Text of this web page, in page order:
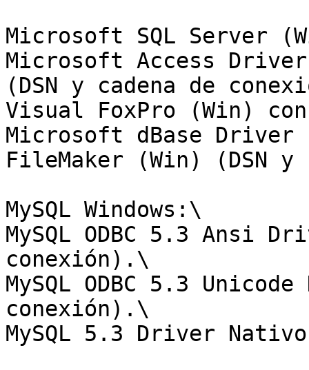
Microsoft SQL Server
Microsoft Access
(DSN y cadena de
Visual FoxPro (Win)
Microsoft dBase Driver
FileMaker (Win) (DSN
MySQL Windows:\
MySQL ODBC 5.3 Ansi
conexión).\
MySQL ODBC 5.3
conexión).\
MySQL 5.3 Driver